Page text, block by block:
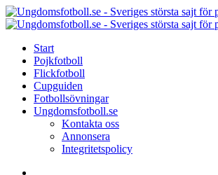
Menu
Search
Menu
Start
Pojkfotboll
Flickfotboll
Cupguiden
Fotbollsövningar
Ungdomsfotboll.se
Kontakta oss
Annonsera
Integritetspolicy